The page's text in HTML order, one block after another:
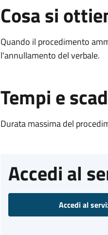
Cosa si
Quando il procedimento
l'annullamento del verbale.
Tempi e
Durata massima del
Accedi al
Accedi al